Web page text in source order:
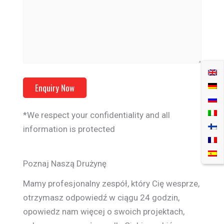
*We respect your confidentiality and all
information is protected
Poznaj Naszą Drużynę
Mamy profesjonalny zespół, który Cię wesprze,
otrzymasz odpowiedź w ciągu 24 godzin,
opowiedz nam więcej o swoich projektach,